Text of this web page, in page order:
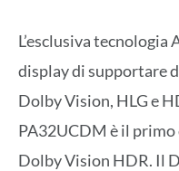
L’esclusiva tecnologia
display di supportare
Dolby Vision, HLG e
PA32UCDM è il primo
Dolby Vision HDR. Il